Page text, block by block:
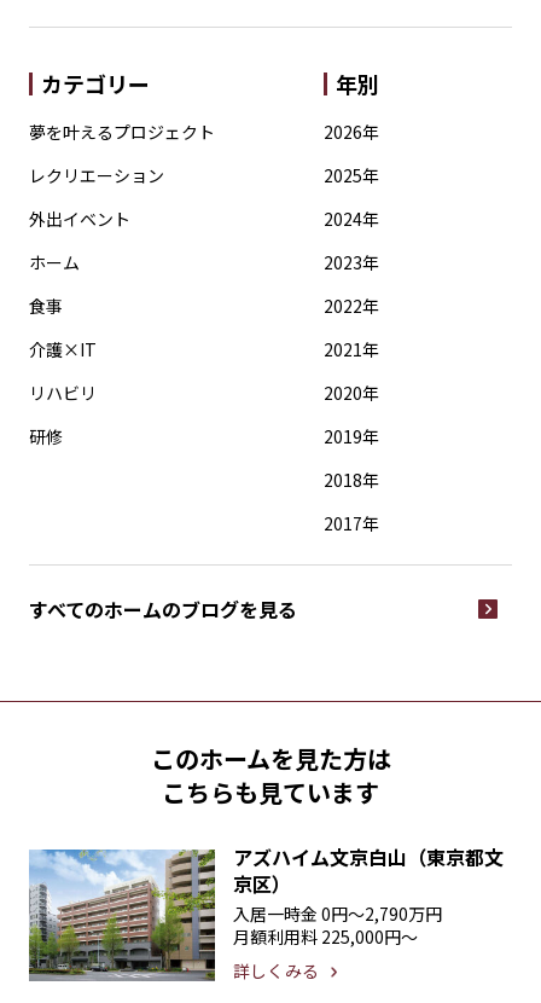
カテゴリー
夢を叶えるプロジェクト
レクリエーション
外出イベント
ホーム
食事
介護×IT
リハビリ
研修
年別
2026年
2025年
2024年
2023年
2022年
2021年
2020年
2019年
2018年
2017年
すべてのホームのブログを見る
このホームを見た方は
こちらも見ています
アズハイム文京白山（東京都文
京区）
入居一時金 0円〜2,790万円
月額利用料 225,000円〜
詳しくみる